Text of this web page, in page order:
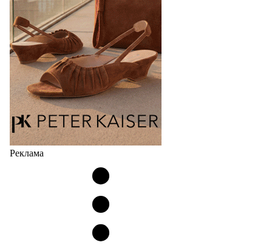
сникерины (гибридный вариант балеток и
кроссовок обтекаемой формы и с тонкой подошвой).
Но в модели Miu Miu Bubble присутствует еще и…
05.08.2026 2801
Реклама